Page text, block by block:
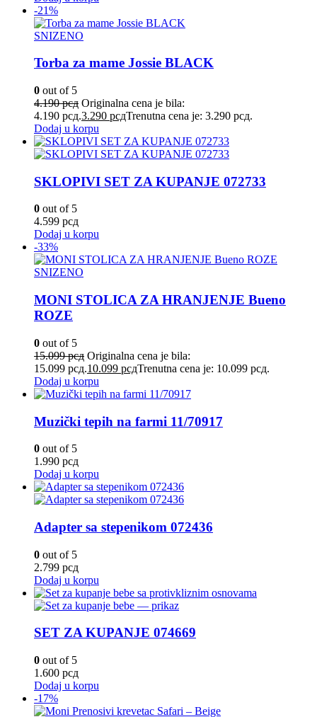
-21%
SNIZENO
Torba za mame Jossie BLACK
0 out of 5
4.190рсд Originalna cena je bila:
4.190 рсд.3.290 рсдTrenutna cena je: 3.290 рсд.
Dodaj u korpu
SKLOPIVI SET ZA KUPANJE 072733
0 out of 5
4.599 рсд
Dodaj u korpu
-33%
SNIZENO
MONI STOLICA ZA HRANJENJE Bueno
ROZE
0 out of 5
15.099рсд Originalna cena je bila:
15.099 рсд.10.099 рсдTrenutna cena je: 10.099 рсд.
Dodaj u korpu
Muzički tepih na farmi 11/70917
0 out of 5
1.990 рсд
Dodaj u korpu
Adapter sa stepenikom 072436
0 out of 5
2.799 рсд
Dodaj u korpu
SET ZA KUPANJE 074669
0 out of 5
1.600 рсд
Dodaj u korpu
-17%